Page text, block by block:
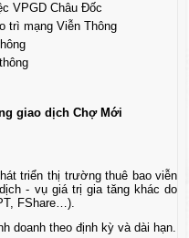
VPGD Châu Đốc
trì mạng Viễn Thông
giao dịch Chợ Mới
triển thị trường thuê bao viễn
- vụ giá trị gia tăng khác do
FShare…).
doanh theo định kỳ và dài hạn.